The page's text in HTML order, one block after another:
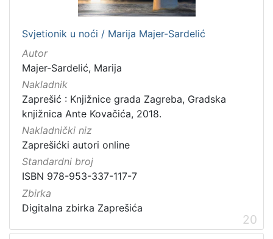
Svjetionik u noći / Marija Majer-Sardelić
Autor
Majer-Sardelić, Marija
Nakladnik
Zaprešić : Knjižnice grada Zagreba, Gradska
knjižnica Ante Kovačića, 2018.
Nakladnički niz
Zaprešićki autori online
Standardni broj
ISBN 978-953-337-117-7
Zbirka
Digitalna zbirka Zaprešića
20